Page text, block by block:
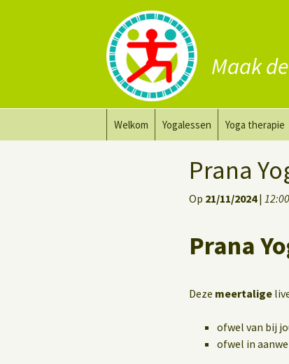
Maak
Welkom Yogalessen
Yoga voor herstel
Yoga therapie
Yoga voor
Prana
Op 21/11/2024|
Prana
Deze meertalige
ofwel van bij
ofwel in